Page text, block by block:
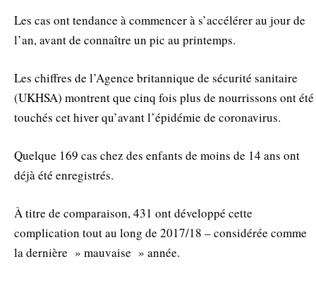
Les cas ont tendance à commencer à s’accélérer au jour de
l’an, avant de connaître un pic au printemps.
Les chiffres de l’Agence britannique de sécurité sanitaire
(UKHSA) montrent que cinq fois plus de nourrissons ont été
touchés cet hiver qu’avant l’épidémie de coronavirus.
Quelque 169 cas chez des enfants de moins de 14 ans ont
déjà été enregistrés.
À titre de comparaison, 431 ont développé cette
complication tout au long de 2017/18 – considérée comme
la dernière » mauvaise » année.